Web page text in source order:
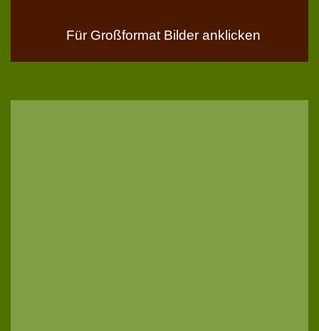
Für Großformat Bilder anklicken